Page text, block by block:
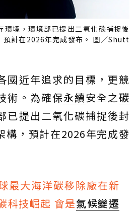
環境，環境部已提出二氧化碳捕捉後
預計在2026年完成發布。 圖／Shutt
國近年追求的目標，更競
術。為確保永續安全之碳
已提出二氧化碳捕捉後封
構，預計在2026年完成發
最大海洋碳移除廠在新
科技崛起 會是氣候變遷